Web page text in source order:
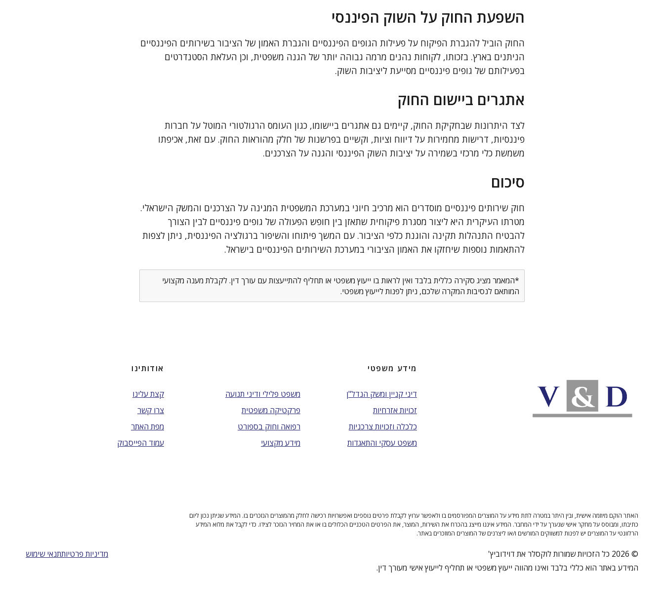
השפעת החוק על השוק הפיננסי
החוק הוביל להגברת הפיקוח על פעילות הגופים הפיננסיים והגברת האמון של הציבור בשירותים הפיננסיים
הניתנים בארץ. בזכותו, לקוחות נהנים מרמה גבוהה יותר של הגנה משפטית, וכן העלאת הסטנדרטים
בפעילותם של גופים פיננסיים מסייעת ליציבות השוק.
אתגרים ביישום החוק
לצד היתרונות שבחקיקת החוק, קיימים גם אתגרים ביישומו, כגון העומס הרגולטורי המוטל על חברות
פיננסיות, דרישות מחמירות על דיווח וציות, וקשיים בפרשנות של חלק מהוראות החוק. עם זאת, אכיפתו
משמשת כלי מרכזי בשמירה על יציבות השוק הפיננסי והגנה על הצרכנים.
סיכום
חוק שירותים פיננסיים מוסדרים הוא מרכיב חיוני במערכת המשפטית המגינה על הצרכנים והמשק הישראלי.
מטרתו העיקרית היא ליצור מסגרת פיקוחית שתאזן בין חופש הפעולה של גופים פיננסיים לבין הצורך
להבטיח התנהלות תקינה והוגנת כלפי הציבור. עם המשך פיתוחו והשיפור ברגולציה הפיננסית, ניתן לצפות
להתאמות נוספות שיחזקו את האמון הציבורי במערכת השירותים הפיננסיים בישראל.
*המאמר מציג סקירה כללית בלבד ואין לראות בו ייעוץ משפטי או תחליף להתייעצות עם עורך דין. לקבלת מענה מקצועי
המותאם לנסיבות המקרה שלכם, ניתן לפנות לייעוץ משפטי.
מידע משפטי
דיני קניין ומשק הנדל"ן
זכויות אזרחיות
כלכלה וזכויות צרכניות
משפט עסקי והתאגדות
משפט פלילי ודיני תנועה
פרקטיקה משפטית
רפואה וחוק בספורט
מידע מקצועי
אודותינו
קצת עלינו
צרו קשר
מפת האתר
עמוד הפייסבוק
האתר הוקם מיוזמה אישית, ובין היתר במטרה לתת מידע על המוצרים המפורסמים בו ולאפשר ערוץ לקבלת פרטים נוספים ואפשרויות רכישה לחלק מהמוצרים הנזכרים בו. המידע שניתן נכון ליום
כתיבתו, ומבוסס על מחקר אישי שנערך על ידי המחבר. המידע איננו מייצג בהכרח את השירות, המוצר, את הפרטים הטכניים הכלולים בו או את המחיר הנזכר לצידו. כדי לקבל את מלוא המידע
הרלוונטי על המוצרים יש לפנות למשווקים המורשים ו/או ליצרנים של המוצרים המוזכרים באתר.
© 2026 כל הזכויות שמורות לוקסלר את דוידוביץ'
המידע באתר הוא כללי בלבד ואינו מהווה ייעוץ משפטי או תחליף לייעוץ אישי מעורך דין.
מדיניות פרטיותתנאי שימוש